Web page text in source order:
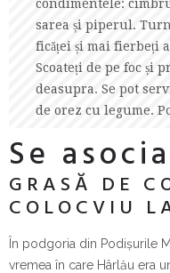
condimentele:
sarea și piperul.
ficăței și mai fierbeți
Scoateți de pe foc și
deasupra. Se pot
de orez cu legume.
Se
GRASĂ DE
COLOCVIU
În podgoria din Podișurile
vremea în care Hârlău era